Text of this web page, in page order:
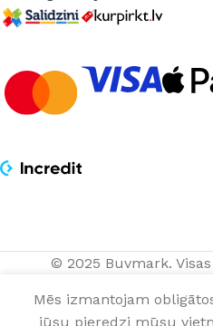
© 2025 Buvmark.
Mēs izmantojam
jūsu pieredzi mūsu
Willy
505,00€